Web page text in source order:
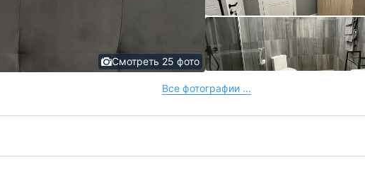
Смотреть 25 фото
Все фотографии ...